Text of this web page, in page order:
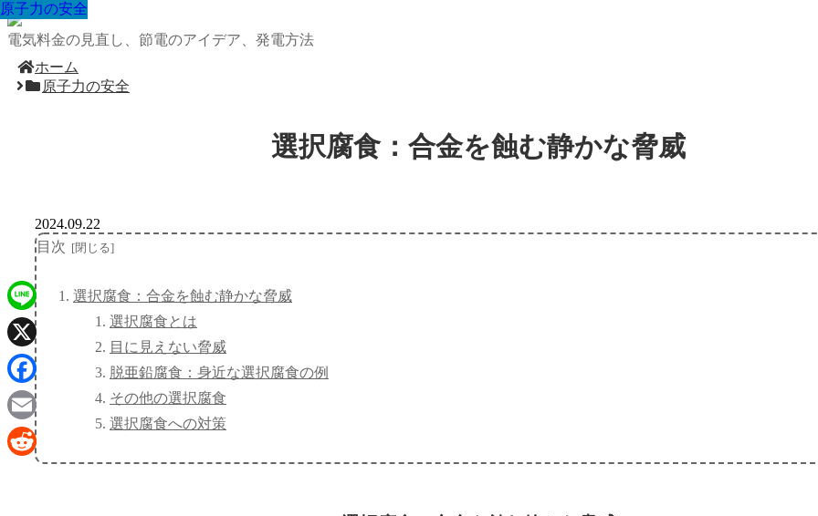
電気料金の見直し、節電のアイデア、発電方法
ホーム
原子力の安全
選択腐食：合金を蝕む静かな脅威
原子力の安全
2024.09.22
目次
選択腐食：合金を蝕む静かな脅威
選択腐食とは
目に見えない脅威
脱亜鉛腐食：身近な選択腐食の例
その他の選択腐食
選択腐食への対策
原子力の安全
原子力の安全
原子力の安全
原子力の安全
原子力の安全
原子力の安全
原子力の安全
原子力の安全
Line
X
Facebook
Email